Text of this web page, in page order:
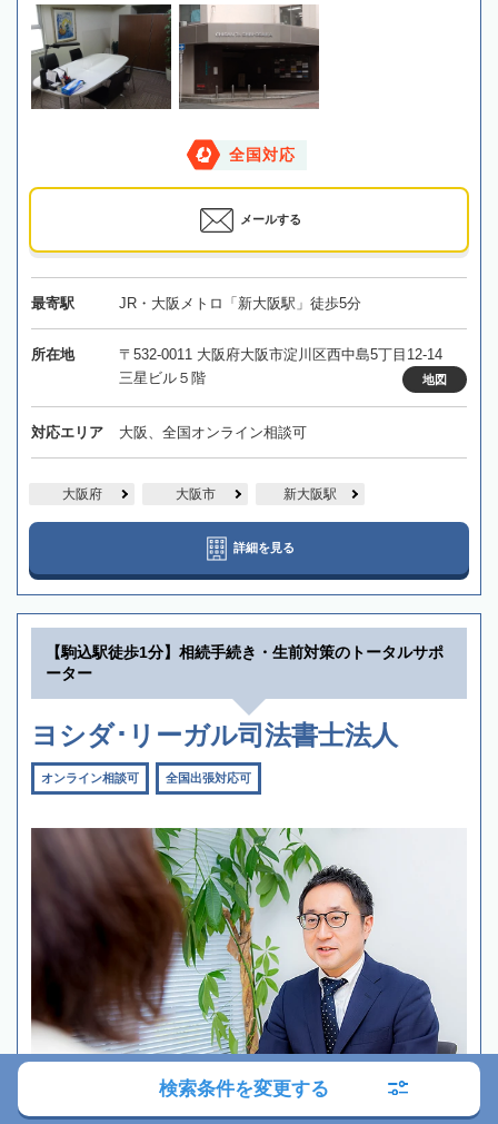
全国対応
メールする
最寄駅 JR・大阪メトロ「新大阪駅」徒歩5分
所在地
〒532-0011 大阪府大阪市淀川区西中島5丁目12-14
三星ビル５階
地図
対応エリア 大阪、全国オンライン相談可
大阪府 大阪市 新大阪駅
詳細を見る
【駒込駅徒歩1分】相続手続き・生前対策のトータルサポ
ーター
ヨシダ･リーガル司法書士法人
オンライン相談可 全国出張対応可
検索条件を変更する